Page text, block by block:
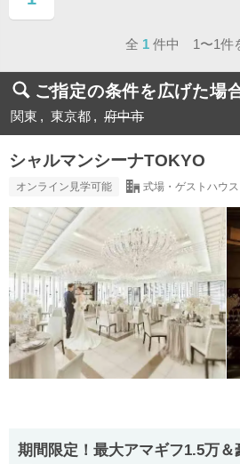
ページ目
全 1 件中 1〜1件
ご指定の条件を広げた場
関東 東京都 府中市
シャルマンシーナTOKYO
オンライン見学可能 式場・ゲストハウス
期間限定！最大アマギフ1.5万